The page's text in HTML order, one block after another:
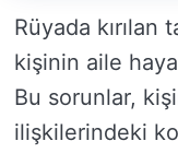
Rüyada
kişinin aile
Bu sorunlar,
ilişkilerindeki